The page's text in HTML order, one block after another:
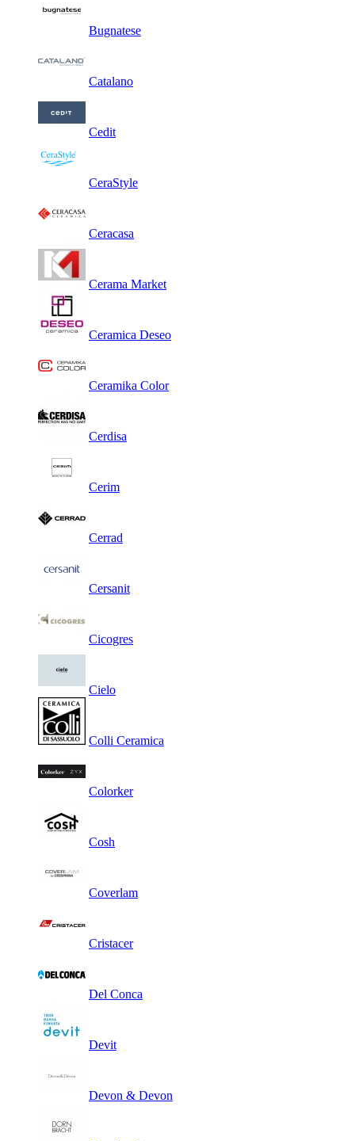
Bugnatese
Catalano
Cedit
CeraStyle
Ceracasa
Cerama Market
Ceramica Deseo
Ceramika Color
Cerdisa
Cerim
Cerrad
Cersanit
Cicogres
Cielo
Colli Ceramica
Colorker
Cosh
Coverlam
Cristacer
Del Conca
Devit
Devon & Devon